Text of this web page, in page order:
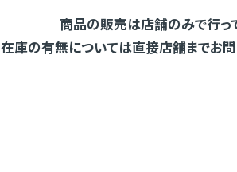
商品の販売は店舗のみで行っ
在庫の有無については直接店舗までお問